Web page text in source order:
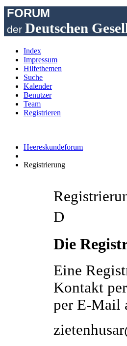
FORUM
der Deutschen
Index
Impressum
Hilfethemen
Suche
Kalender
Benutzer
Team
Registrieren
Heereskundeforum
Registrierung
D
Die
Eine
Kontakt
per E-Mail